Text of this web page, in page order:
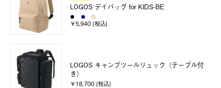
LOGOS デイバッグ for KIDS-BE
￥5,940 (税込)
LOGOS キャンプツールリュック（テーブル付
き）
￥18,700 (税込)